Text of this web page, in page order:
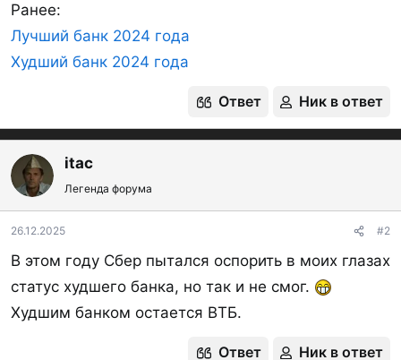
Ранее:
Лучший банк 2024 года
Худший банк 2024 года
Ответ Ник в ответ
itac
Легенда форума
26.12.2025 #2
В этом году Сбер пытался оспорить в моих глазах
статус худшего банка, но так и не смог.
Худшим банком остается ВТБ.
Ответ Ник в ответ